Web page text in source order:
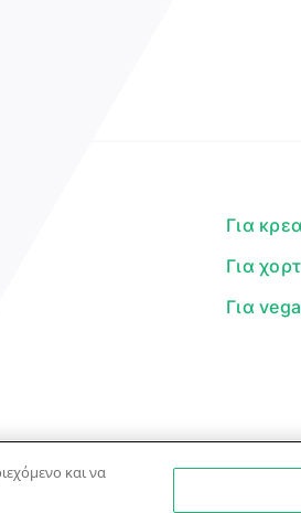
Για
Για
Για
και να